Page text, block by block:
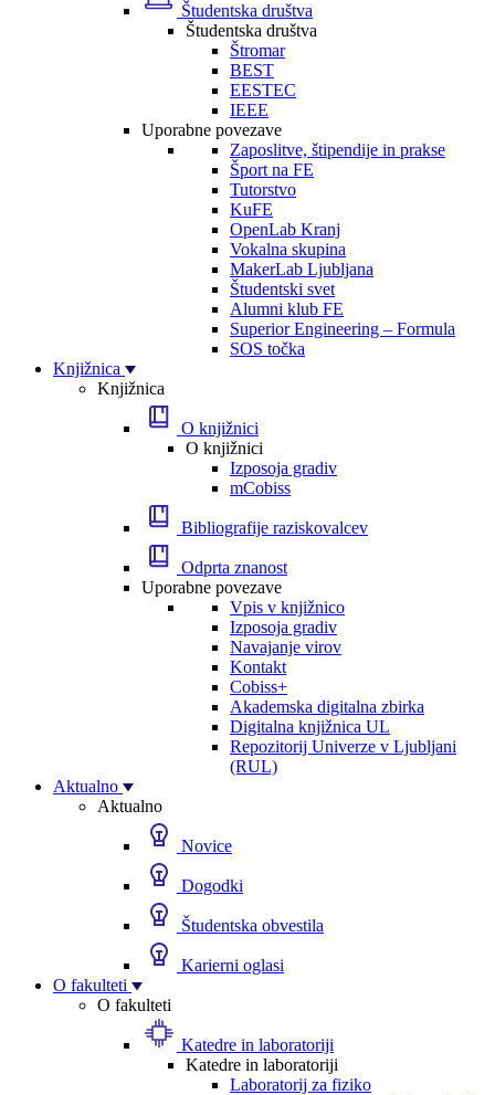
Študentska društva
Študentska društva
Štromar
BEST
EESTEC
IEEE
Uporabne povezave
Zaposlitve, štipendije in prakse
Šport na FE
Tutorstvo
KuFE
OpenLab Kranj
Vokalna skupina
MakerLab Ljubljana
Študentski svet
Alumni klub FE
Superior Engineering – Formula
SOS točka
Knjižnica
Knjižnica
O knjižnici
O knjižnici
Izposoja gradiv
mCobiss
Bibliografije raziskovalcev
Odprta znanost
Uporabne povezave
Vpis v knjižnico
Izposoja gradiv
Navajanje virov
Kontakt
Cobiss+
Akademska digitalna zbirka
Digitalna knjižnica UL
Repozitorij Univerze v Ljubljani
(RUL)
Aktualno
Aktualno
Novice
Dogodki
Študentska obvestila
Karierni oglasi
O fakulteti
O fakulteti
Katedre in laboratoriji
Katedre in laboratoriji
Laboratorij za fiziko